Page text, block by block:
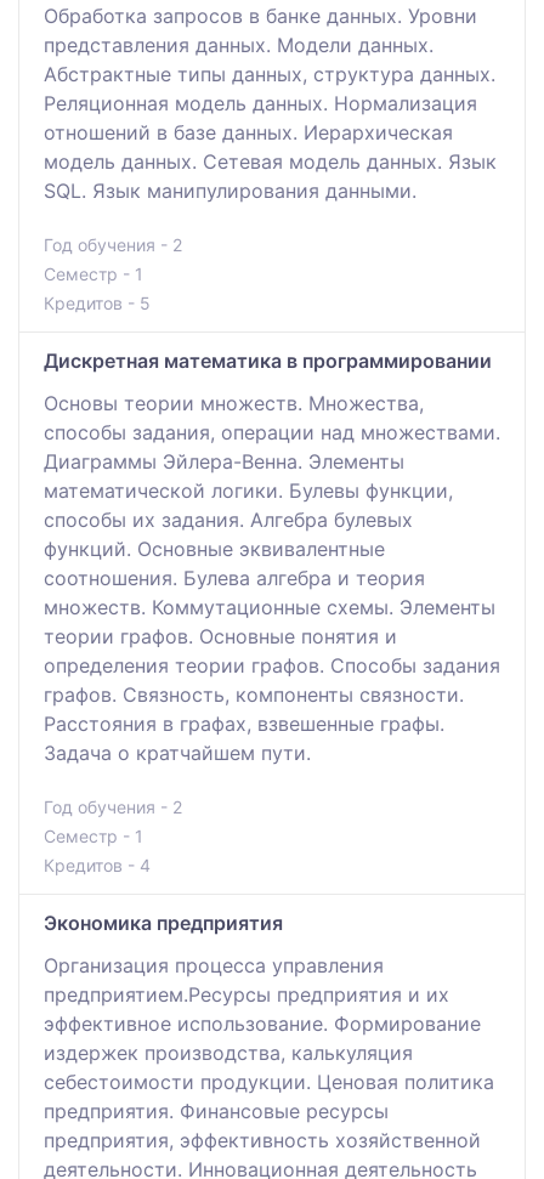
Обработка запросов в банке данных. Уровни
представления данных. Модели данных.
Абстрактные типы данных, структура данных.
Реляционная модель данных. Нормализация
отношений в базе данных. Иерархическая
модель данных. Сетевая модель данных. Язык
SQL. Язык манипулирования данными.
Год обучения - 2
Семестр - 1
Кредитов - 5
Дискретная математика в программировании
Основы теории множеств. Множества,
способы задания, операции над множествами.
Диаграммы Эйлера-Венна. Элементы
математической логики. Булевы функции,
способы их задания. Алгебра булевых
функций. Основные эквивалентные
соотношения. Булева алгебра и теория
множеств. Коммутационные схемы. Элементы
теории графов. Основные понятия и
определения теории графов. Способы задания
графов. Связность, компоненты связности.
Расстояния в графах, взвешенные графы.
Задача о кратчайшем пути.
Год обучения - 2
Семестр - 1
Кредитов - 4
Экономика предприятия
Организация процесса управления
предприятием.Ресурсы предприятия и их
эффективное использование. Формирование
издержек производства, калькуляция
себестоимости продукции. Ценовая политика
предприятия. Финансовые ресурсы
предприятия, эффективность хозяйственной
деятельности. Инновационная деятельность